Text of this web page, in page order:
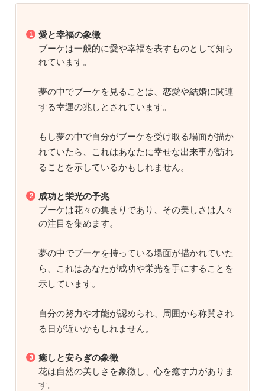
愛と幸福の象徴
ブーケは一般的に愛や幸福を表すものとして知ら
れています。
夢の中でブーケを見ることは、恋愛や結婚に関連
する幸運の兆しとされています。
もし夢の中で自分がブーケを受け取る場面が描か
れていたら、これはあなたに幸せな出来事が訪れ
ることを示しているかもしれません。
成功と栄光の予兆
ブーケは花々の集まりであり、その美しさは人々
の注目を集めます。
夢の中でブーケを持っている場面が描かれていた
ら、これはあなたが成功や栄光を手にすることを
示しています。
自分の努力や才能が認められ、周囲から称賛され
る日が近いかもしれません。
癒しと安らぎの象徴
花は自然の美しさを象徴し、心を癒す力がありま
す。